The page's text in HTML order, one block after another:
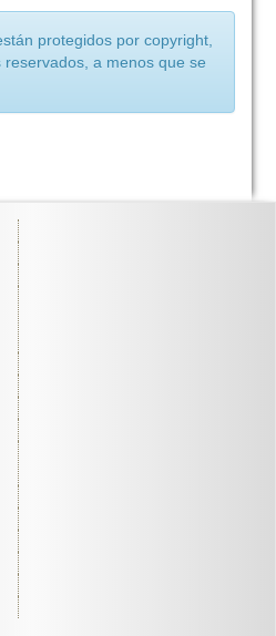
protegidos por copyright,
a menos que se